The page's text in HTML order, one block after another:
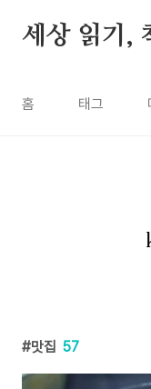
세상 읽기,
홈 태그
맛집 57